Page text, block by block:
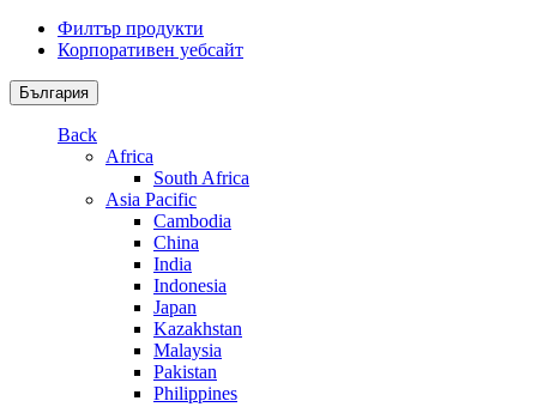
Филтър продукти
Корпоративен уебсайт
България
Back
Africa
South Africa
Asia Pacific
Cambodia
China
India
Indonesia
Japan
Kazakhstan
Malaysia
Pakistan
Philippines